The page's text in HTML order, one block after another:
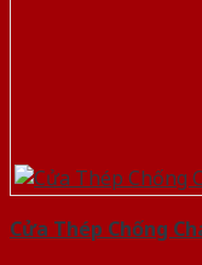
Cửa Thép Chống